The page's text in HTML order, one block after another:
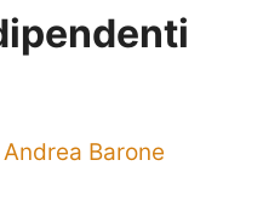
Andrea Barone